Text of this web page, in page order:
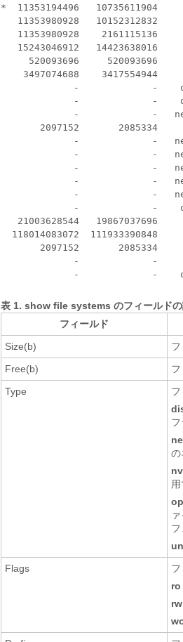
*  11353194496
11353980928   10152312832
11353980928    2161115136
15243046912   14423638016
520093696     520093696
3497074688    3417554944
-             -
-             -
-             -
2097152       2085334
-             -
-             -
-             -
-             -
-             -
-             -
21003628544   19867037696
118014083072  111933390848
2097152       2085334
-             -
表 1. show file systems のフィールドの
フィールド
Size(b)
Free(b)
Type
フ
の
用
フ
Flags
フ
ro
rw